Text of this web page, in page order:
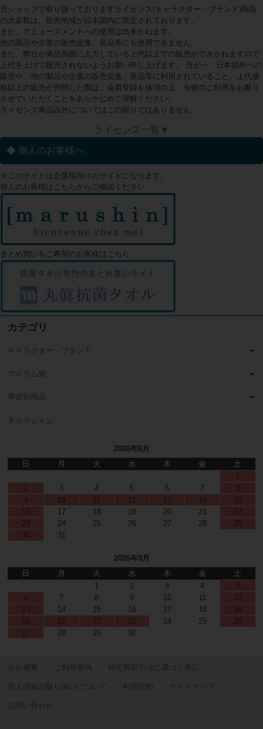
当ショップで取り扱っておりますライセンス(キャラクター・ブランド)商品
の大多数は、販売地域が日本国内に限定されております。
また、アミューズメントへの使用は出来かねます。
他の製品や企業の販売促進、景品等にも使用できません。
また、弊社が商品画面に入力している上代以上での販売ができかねますので
上代を上げて販売されないようお願い申し上げます。 万が一、日本国外への
販売や、他の製品や企業の販売促進、景品等に利用されていること、上代価
格以上の販売が判明した際は、会員登録を抹消の上、今後のご利用をお断り
させていただくことをあらかじめご理解ください。
ライセンス商品以外についてはこの限りではありません。
ライセンス一覧▼
◆ 個人のお客様へ
※このサイトは企業様向けのサイトになります。
個人のお客様はこちらからご確認ください
まとめ買いをご希望のお客様はこちら
カテゴリ
キャラクター・ブランド
アイテム別
季節別商品
キャラジャン
2026年8月
日
月 火 水 木 金
土
1
2
3 4 5 6 7
8
9
10 11 12 13 14
15
16
17 18 19 20 21
22
23
24 25 26 27 28
29
30
31
2026年9月
日
月 火 水 木 金
土
1
2 3 4
5
6
7 8 9 10 11
12
13
14 15 16 17 18
19
20
21 22 23 24 25
26
27
28 29 30
会社概要 ご利用案内 特定商取引法に基づく表記
個人情報の取り扱いについて 利用規約 サイトマップ
お問い合わせ